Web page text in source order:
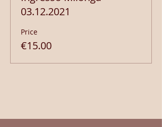
03.12.2021
Price
€15.00